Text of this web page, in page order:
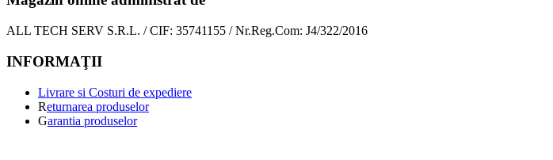
ALL TECH SERV S.R.L. / CIF: 35741155 / Nr.Reg.Com: J4/322/2016
INFORMAŢII
Livrare si Costuri de expediere
Returnarea produselor
Garantia produselor